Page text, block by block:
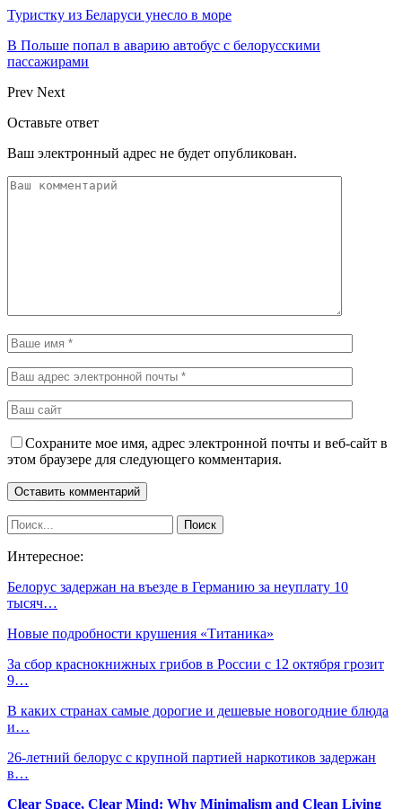
Туристку из Беларуси унесло в море
В Польше попал в аварию автобус с белорусскими
пассажирами
Prev Next
Оставьте ответ
Ваш электронный адрес не будет опубликован.
Сохраните мое имя, адрес электронной почты и веб-сайт в
этом браузере для следующего комментария.
Интересное:
Белорус задержан на въезде в Германию за неуплату 10
тысяч…
Новые подробности крушения «Титаника»
За сбор краснокнижных грибов в России с 12 октября грозит
9…
В каких странах самые дорогие и дешевые новогодние блюда
и…
26-летний белорус с крупной партией наркотиков задержан
в…
Clear Space, Clear Mind: Why Minimalism and Clean Living